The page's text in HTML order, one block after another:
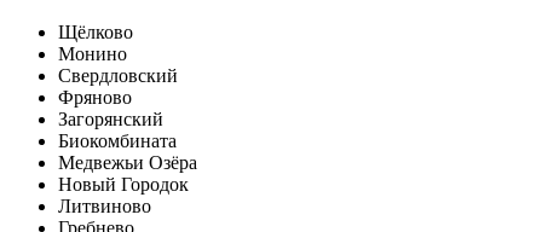
Щёлково
Монино
Свердловский
Фряново
Загорянский
Биокомбината
Медвежьи Озёра
Новый Городок
Литвиново